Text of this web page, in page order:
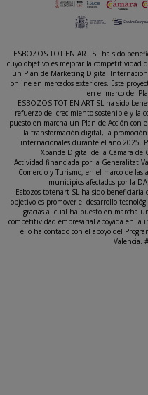
ESBOZOS TOT EN ART SL ha sido
cuyo objetivo es mejorar la competitividad
un Plan de Marketing Digital
online en mercados exteriores. Este
en el marco del
ESBOZOS TOT EN ART SL ha sido
refuerzo del crecimiento sostenible y la
puesto en marcha un Plan de Acción con
la transformación digital, la
internacionales durante el año 2025.
Xpande Digital de la Cámara de
Actividad financiada por la Generalitat
Comercio y Turismo, en el marco de las
municipios afectados por la
Esbozos totenart SL ha sido beneficiaria
objetivo es promover el desarrollo
gracias al cual ha puesto en marcha
competitividad empresarial apoyada en la
ello ha contado con el apoyo del
Valencia.